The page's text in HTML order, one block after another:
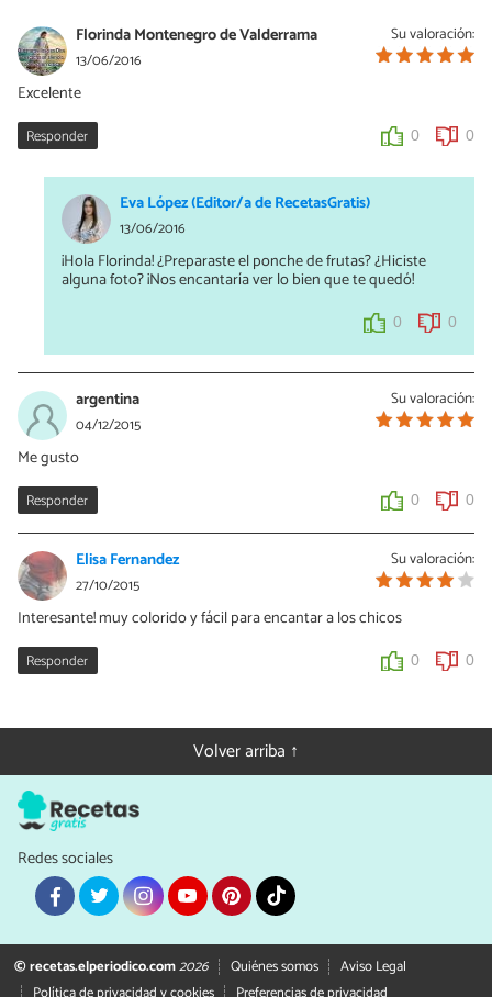
Su valoración:
Florinda Montenegro de Valderrama
13/06/2016
Excelente
Responder 0 0
Eva López (Editor/a de RecetasGratis)
13/06/2016
¡Hola Florinda! ¿Preparaste el ponche de frutas? ¿Hiciste
alguna foto? ¡Nos encantaría ver lo bien que te quedó!
0 0
Su valoración:
argentina
04/12/2015
Me gusto
Responder 0 0
Su valoración:
Elisa Fernandez
27/10/2015
Interesante! muy colorido y fácil para encantar a los chicos
Responder 0 0
Volver arriba ↑
Redes sociales
© recetas.elperiodico.com2026 Quiénes somos
Aviso Legal